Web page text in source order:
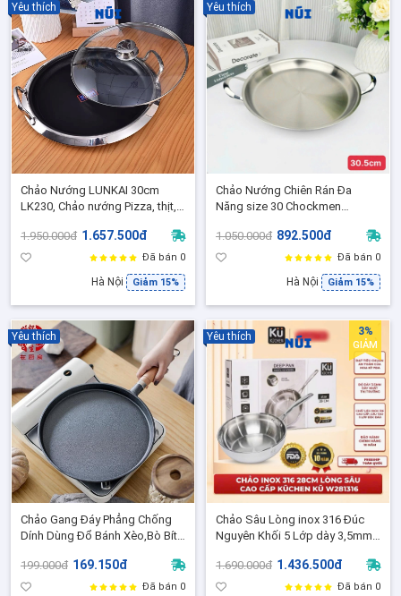
Chảo Nướng LUNKAI 30cm
LK230, Chảo nướng Pizza, thịt,
loại bếp
1.950.000đ 1.657.500đ
Đã bán 0
Hà Nội Giảm 15%
Yêu thích
Chảo Nướng Chiên Rán Đa
Năng size 30 Chockmen
nguyên khối
1.050.000đ 892.500đ
Đã bán 0
Hà Nội Giảm 15%
Yêu thích
Chảo Gang Đáy Phẳng Chống
Dính Dùng Đổ Bánh Xèo,Bò Bít
199.000đ 169.150đ
Đã bán 0
Yêu thích
Chảo Sâu Lòng inox 316 Đúc
Nguyên Khối 5 Lớp dày 3,5mm
Ngon, Chuẩn FDA Hoa Kỳ
1.690.000đ 1.436.500đ
Đã bán 0
Yêu thích 3%
GIẢM